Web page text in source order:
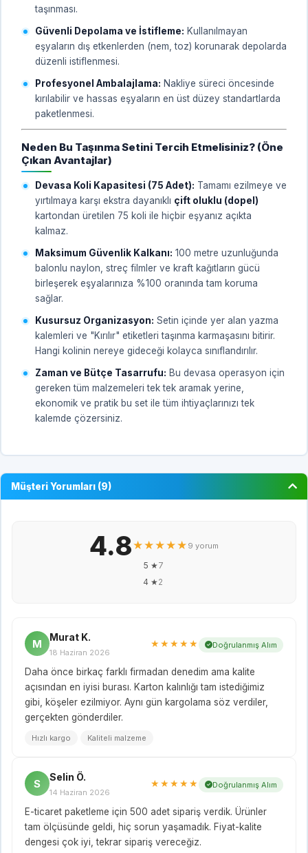
taşınması.
Güvenli Depolama ve İstifleme: Kullanılmayan
eşyaların dış etkenlerden (nem, toz) korunarak depolarda
düzenli istiflenmesi.
Profesyonel Ambalajlama: Nakliye süreci öncesinde
kırılabilir ve hassas eşyaların en üst düzey standartlarda
paketlenmesi.
Neden Bu Taşınma Setini Tercih Etmelisiniz? (Öne
Çıkan Avantajlar)
Devasa Koli Kapasitesi (75 Adet): Tamamı ezilmeye ve
yırtılmaya karşı ekstra dayanıklı çift oluklu (dopel)
kartondan üretilen 75 koli ile hiçbir eşyanız açıkta
kalmaz.
Maksimum Güvenlik Kalkanı: 100 metre uzunluğunda
balonlu naylon, streç filmler ve kraft kağıtların gücü
birleşerek eşyalarınıza %100 oranında tam koruma
sağlar.
Kusursuz Organizasyon: Setin içinde yer alan yazma
kalemleri ve "Kırılır" etiketleri taşınma karmaşasını bitirir.
Hangi kolinin nereye gideceği kolayca sınıflandırılır.
Zaman ve Bütçe Tasarrufu: Bu devasa operasyon için
gereken tüm malzemeleri tek tek aramak yerine,
ekonomik ve pratik bu set ile tüm ihtiyaçlarınızı tek
kalemde çözersiniz.
Müşteri Yorumları (9)
4.8★★★★★ 9 yorum
5 ★7
4 ★2
M
Murat K.
18 Haziran 2026
★★★★★ Doğrulanmış Alım
Daha önce birkaç farklı firmadan denedim ama kalite
açısından en iyisi burası. Karton kalınlığı tam istediğimiz
gibi, köşeler ezilmiyor. Aynı gün kargolama söz verdiler,
gerçekten gönderdiler.
Hızlı kargo Kaliteli malzeme
S
Selin Ö.
14 Haziran 2026
★★★★★ Doğrulanmış Alım
E-ticaret paketleme için 500 adet sipariş verdik. Ürünler
tam ölçüsünde geldi, hiç sorun yaşamadık. Fiyat-kalite
dengesi çok iyi, tekrar sipariş vereceğiz.